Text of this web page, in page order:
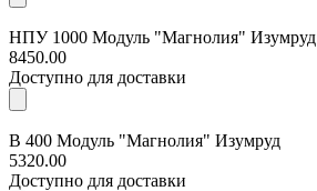
НПУ 1000 Модуль "Магнолия" Изумруд
8450.00
Доступно для доставки
В 400 Модуль "Магнолия" Изумруд
5320.00
Доступно для доставки